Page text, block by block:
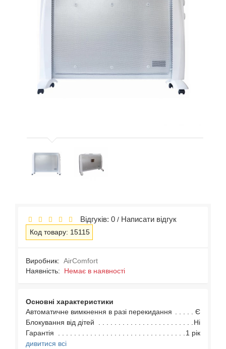
Відгуків: 0 / Написати відгук
Код товару: 15115
Виробник: AirComfort
Наявність: Немає в наявності
Основні характеристики
Автоматичне вимкнення в разі перекидання
Є
Блокування від дітей
Ні
Гарантія
1 рік
дивитися всі